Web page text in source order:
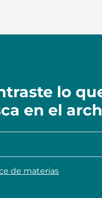
lo
en el
de materias